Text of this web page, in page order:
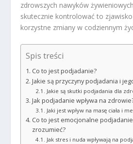
zdrowszych nawyków
skutecznie kontrolować to
korzystne zmiany w codziennym
Spis treści
Co to jest podjadanie?
Jakie są przyczyny podjadania i
Jakie są skutki podjadania dla
Jak podjadanie wpływa na
Jaki jest wpływ na masę ciała i
Co to jest emocjonalne
zrozumieć?
Jak stres i nuda wpływają na